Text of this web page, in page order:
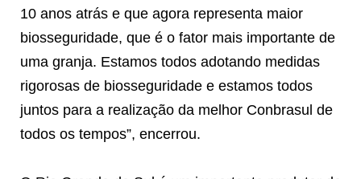
10 anos atrás e que agora representa maior
biosseguridade, que é o fator mais importante de
uma granja. Estamos todos adotando medidas
rigorosas de biosseguridade e estamos todos
juntos para a realização da melhor Conbrasul de
todos os tempos”, encerrou.